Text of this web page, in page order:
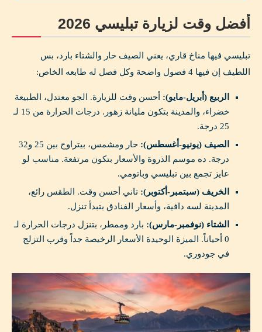
أفضل وقت لزيارة تبليسي 2026
تبليسي فيها مناخ قاري، يعني الصيف حار والشتاء بارد، بس
اللطيف إن فيها 4 فصول واضحة وكل فصل له طابعه الخاص:
الربيع (أبريل-مايو): أحسن وقت للزيارة. الجو معتدل، الطبيعة
خضراء، والمدينة بتكون مليانة زهور. درجات الحرارة من 15 لـ
25 درجة.
الصيف (يونيو-أغسطس):
حار ومشمس، بيتراوح بين 25 و32
درجة. ده موسم الذروة والأسعار بتكون مرتفعة. مناسب لو
عايز تجمع بين تبليسي وباتومي.
الخريف (سبتمبر-أكتوبر): تاني أحسن وقت. الطقس رائع،
المدينة لسه دافية، وأسعار الفنادق بتبدأ تنزل.
الشتاء (نوفمبر-مارس): بارد وممطر، بتنزل درجات الحرارة لـ
0 أحياناً. الميزة الوحيدة الأسعار الرخيصة جداً وقرب التزلج
في جودوري.